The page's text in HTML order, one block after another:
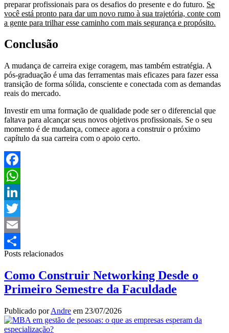
preparar profissionais para os desafios do presente e do futuro. Se
você está pronto para dar um novo rumo à sua trajetória, conte com
a gente para trilhar esse caminho com mais segurança e propósito.
Conclusão
A mudança de carreira exige coragem, mas também estratégia. A
pós-graduação é uma das ferramentas mais eficazes para fazer essa
transição de forma sólida, consciente e conectada com as demandas
reais do mercado.
Investir em uma formação de qualidade pode ser o diferencial que
faltava para alcançar seus novos objetivos profissionais. Se o seu
momento é de mudança, comece agora a construir o próximo
capítulo da sua carreira com o apoio certo.
Facebook
WhatsApp
LinkedIn
Twitter
Email
Share
Posts relacionados
Como Construir Networking Desde o
Primeiro Semestre da Faculdade
Publicado porAndre em 23/07/2026